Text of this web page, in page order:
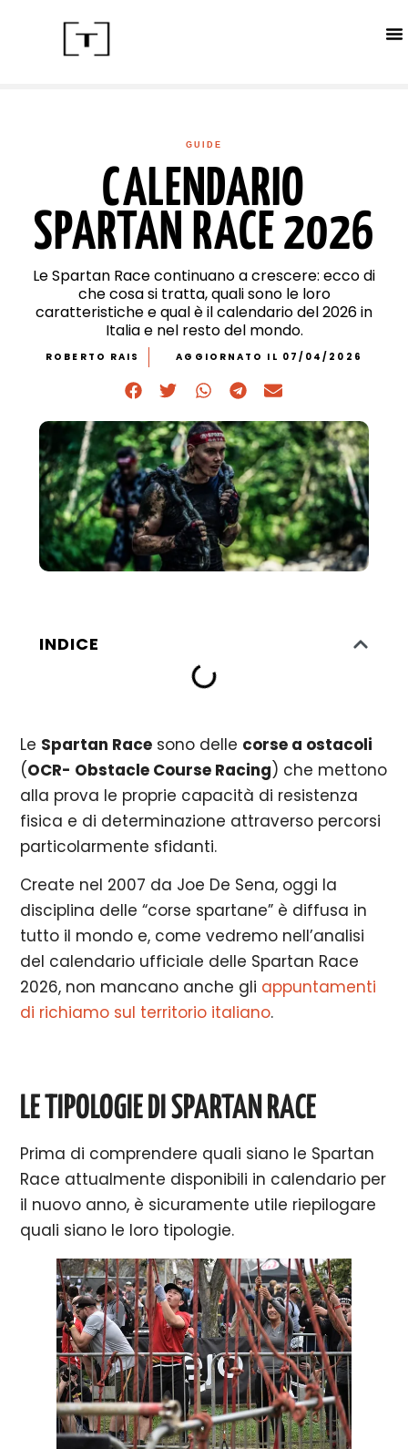
GUIDE
CALENDARIO
SPARTAN RACE 2026
Le Spartan Race continuano a crescere: ecco di
che cosa si tratta, quali sono le loro
caratteristiche e qual è il calendario del 2026 in
Italia e nel resto del mondo.
ROBERTO RAIS AGGIORNATO IL 07/04/2026
INDICE
Le Spartan Race sono delle corse a ostacoli
(OCR- Obstacle Course Racing) che mettono
alla prova le proprie capacità di resistenza
fisica e di determinazione attraverso percorsi
particolarmente sfidanti.
Create nel 2007 da Joe De Sena, oggi la
disciplina delle “corse spartane” è diffusa in
tutto il mondo e, come vedremo nell’analisi
del calendario ufficiale delle Spartan Race
2026, non mancano anche gli appuntamenti
di richiamo sul territorio italiano.
LE TIPOLOGIE DI SPARTAN RACE
Prima di comprendere quali siano le Spartan
Race attualmente disponibili in calendario per
il nuovo anno, è sicuramente utile riepilogare
quali siano le loro tipologie.